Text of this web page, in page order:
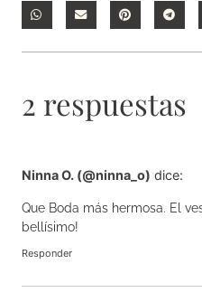
2 respuestas
Ninna O. (@ninna_o) dice:
Que Boda más hermosa. El
bellísimo!
Responder